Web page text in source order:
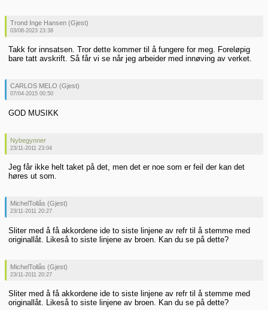
Trond Inge Hansen (Gjest)
03/08-2023 23:38
Takk for innsatsen. Tror dette kommer til å fungere for meg. Foreløpig
bare tatt avskrift. Så får vi se når jeg arbeider med innøving av verket.
CARLOS MELO (Gjest)
07/04-2015 00:50
GOD MUSIKK
Nybegynner
23/11-2011 23:04
Jeg får ikke helt taket på det, men det er noe som er feil der kan det
høres ut som.
MichelTollås (Gjest)
23/11-2011 20:27
Sliter med å få akkordene ide to siste linjene av refr til å stemme med
originallåt. Likeså to siste linjene av broen. Kan du se på dette?
MichelTollås (Gjest)
23/11-2011 20:27
Sliter med å få akkordene ide to siste linjene av refr til å stemme med
originallåt. Likeså to siste linjene av broen. Kan du se på dette?